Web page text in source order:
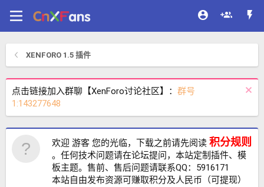
XENFORO 1.5 插件
点击链接加入群聊【XenForo讨论社区】： 群号
1:143277648
欢迎 游客 您的光临，下载之前请先阅读 积分规则
。任何技术问题请在论坛提问，本站定制插件、模
板主题。售前、售后问题请联系QQ：5916171
本站自由发布资源可赚取积分及人民币（可提现）